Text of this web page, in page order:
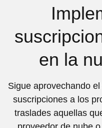
en la
Sigue aprovechando
suscripciones a los
traslades aquellas